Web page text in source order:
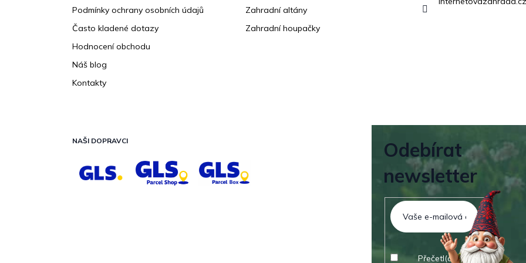
Podmínky ochrany osobních údajů
Často kladené dotazy
Hodnocení obchodu
Náš blog
Kontakty
Zahradní altány
Zahradní houpačky
NAŠI DOPRAVCI
Odebírat
newsletter
Přečetl(a) jsem